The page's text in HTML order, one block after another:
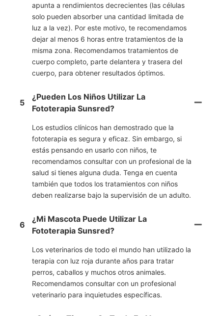
apunta a rendimientos decrecientes (las células
solo pueden absorber una cantidad limitada de
luz a la vez). Por este motivo, te recomendamos
dejar al menos 6 horas entre tratamientos de la
misma zona. Recomendamos tratamientos de
cuerpo completo, parte delantera y trasera del
cuerpo, para obtener resultados óptimos.
5
¿Pueden Los Niños Utilizar La
Fototerapia Sunsred?
Los estudios clínicos han demostrado que la
fototerapia es segura y eficaz. Sin embargo, si
estás pensando en usarlo con niños, te
recomendamos consultar con un profesional de la
salud si tienes alguna duda. Tenga en cuenta
también que todos los tratamientos con niños
deben realizarse bajo la supervisión de un adulto.
6
¿Mi Mascota Puede Utilizar La
Fototerapia Sunsred?
Los veterinarios de todo el mundo han utilizado la
terapia con luz roja durante años para tratar
perros, caballos y muchos otros animales.
Recomendamos consultar con un profesional
veterinario para inquietudes específicas.